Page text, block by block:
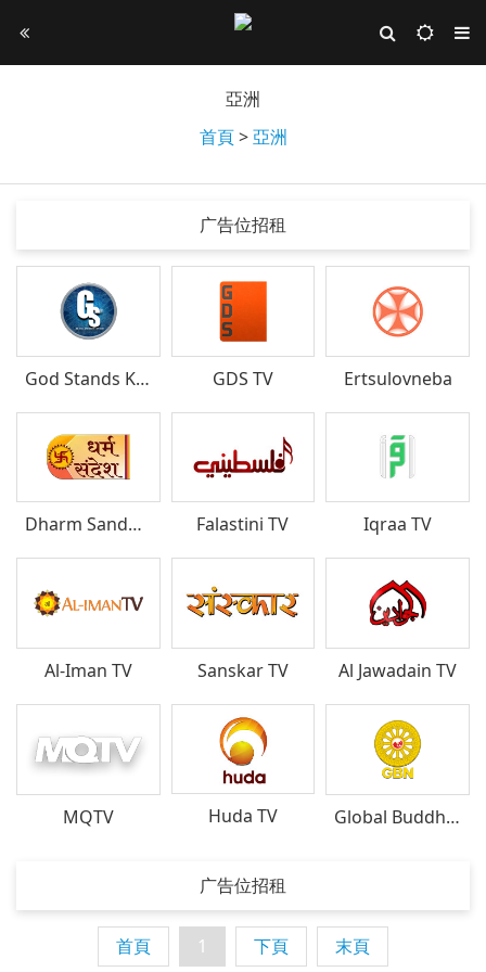
亞洲
首頁>亞洲
广告位招租
God Stands Kids Club TV GDS TV Ertsulovneba
Dharm Sandesh Falastini TV Iqraa TV
Al-Iman TV Sanskar TV Al Jawadain TV
MQTV Huda TV Global Buddhist Network
广告位招租
首頁 1 下頁 末頁